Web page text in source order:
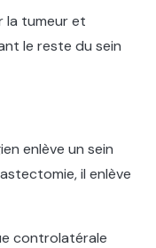
la tumeur et
le reste du sein
enlève un sein
il enlève
controlatérale